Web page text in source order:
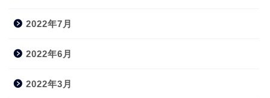
2022年7月
2022年6月
2022年3月